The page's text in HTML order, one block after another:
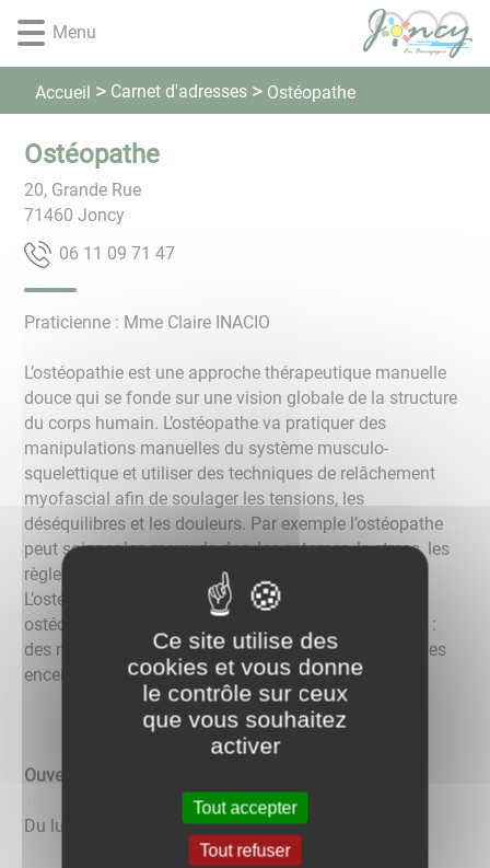
d'accès
rapide
menu
d'accès
rapide
contenu
principal
d'accès
rapide
la
recherche
d'accès
rapide
pied
page
Menu
Accueil Carnet d'adresses Ostéopathe
Ostéopathe
20, Grande Rue
71460 Joncy
74 17 90 11 60
Praticienne : Mme Claire INACIO
L’ostéopathie est une approche thérapeutique manuelle
douce qui se fonde sur une vision globale de la structure
du corps humain. L’ostéopathe va pratiquer des
manipulations manuelles du système musculo-
squelettique et utiliser des techniques de relâchement
myofascial afin de soulager les tensions, les
déséquilibres et les douleurs. Par exemple l’ostéopathe
peut soigner les maux de dos, les entorses, le stress, les
règles douloureuses ou encore les migraines.
L’ostéopathie est à visée préventive et curative. Un
ostéopathe peut recevoir différents types de patients :
des nourrissons, des enfants, des sportifs, des femmes
enceintes ou encore des seniors.
Ouverture du secrétariat :
Du lundi au samedi de 9h à 13h puis de 14h à 19h
Ce site utilise des
cookies et vous donne
le contrôle sur ceux
que vous souhaitez
activer
Tout accepter
Tout refuser